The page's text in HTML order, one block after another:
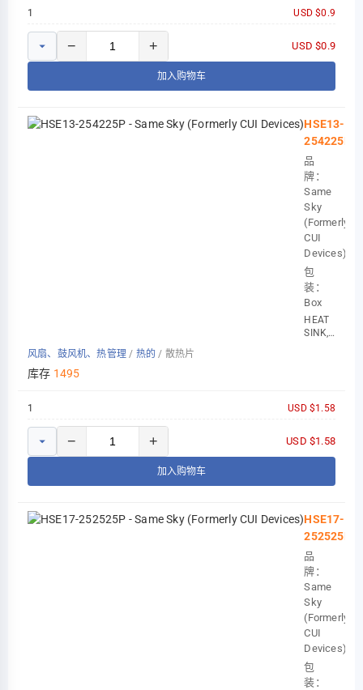
1 USD $0.9
− + USD $0.9
加入购物车
HSE13-
254225P
品
牌：
Same
Sky
(Formerly
CUI
Devices)
包
装：
Box
HEAT
SINK,
风扇、鼓风机、热管理 / 热的 / 散热片
库存 1495
1 USD $1.58
− + USD $1.58
加入购物车
HSE17-
252525P
品
牌：
Same
Sky
(Formerly
CUI
Devices)
包
装：